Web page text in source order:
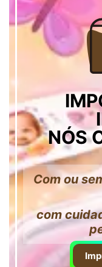
NÓS
Com ou
com